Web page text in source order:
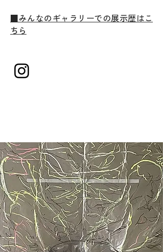
■みんなのギャラリーでの展示歴はこ
ちら